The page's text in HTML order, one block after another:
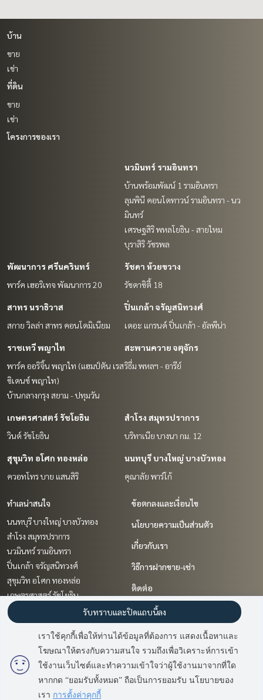
มี2คนกำลังดูประกาศนี้
บ้าน
ขาย
เช่า
ที่ดิน
ขาย
เช่า
โครงการของเรา
นวมินทร์ รามอินทรา
บ้านพร้อมพัฒน์ 1 รามอินทรา
ลุมพินี คอนโดทาวน์ รามอินทรา - นว
มินทร์
เศรษฐสิริ พหลโยธิน - สายไหม
บุราสิริ วัชรพล
พัฒนาการ ศรีนครินทร์
พาร์ค เฮอริเทจ พัฒนาการ 20
รัชดา ห้วยขวาง
รัชดาซิตี้ 18
สาทร นราธิวาส
สกาย วิลล่า สาทร คอนโดมิเนียม
ปิ่นเกล้า จรัญสนิทวงศ์
เดอะ แกรนด์ ปิ่นเกล้า - อัลพีน่า
ราชเทวี พญาไท
พาร์ค ออริจิ้น พญาไท (แฮมป์ตัน เรส
ซิเดนซ์ พญาไท)
บ้านกลางกรุง สยาม - ปทุมวัน
สะพานควาย จตุจักร
ริธึ่ม พหลฯ - อารีย์
เกษตรศาสตร์ รัชโยธิน
วินด์ รัชโยธิน
สำโรง สมุทรปราการ
บริทาเนีย บางนา กม. 12
สุขุมวิท อโศก ทองหล่อ
ควอทโทร บาย แสนสิริ
นนทบุรี บางใหญ่ บางบัวทอง
คุณาลัย พาร์โก้
ทำเลน่าสนใจ
นนทบุรี บางใหญ่ บางบัวทอง
สำโรง สมุทรปราการ
นวมินทร์ รามอินทรา
ปิ่นเกล้า จรัญสนิทวงศ์
สุขุมวิท อโศก ทองหล่อ
เกษตรศาสตร์ รัชโยธิน
รัชดา ห้วยขวาง
สาทร นราธิวาส
ราชเทวี พญาไท
พัฒนาการ ศรีนครินทร์
ข้อตกลงและเงื่อนไข
นโยบายความเป็นส่วนตัว
เกี่ยวกับเรา
วิธีการฝากขาย-เช่า
ติดต่อ
Power by
เราใช้คุกกี้เพื่อให้ท่านได้ข้อมูลที่ต้องการ แสดงเนื้อหาและ
โฆษณาให้ตรงกับความสนใจ รวมถึงเพื่อวิเคราะห์การเข้า
ใช้งานเว็บไซต์และทำความเข้าใจว่าผู้ใช้งานมาจากที่ใด
หากกด “ยอมรับทั้งหมด” ถือเป็นการยอมรับ นโยบายของ
เรา การตั้งค่าคุกกี้
รับทราบและปิดแถบนี้ลง